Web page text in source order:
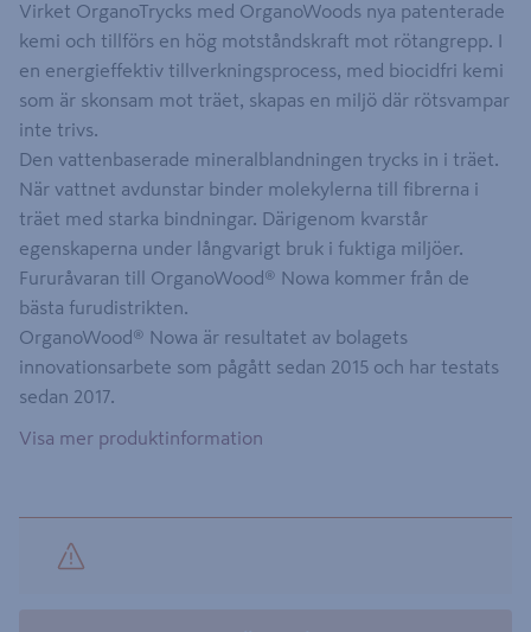
Virket OrganoTrycks med OrganoWoods nya patenterade
kemi och tillförs en hög motståndskraft mot rötangrepp. I
en energieffektiv tillverkningsprocess, med biocidfri kemi
som är skonsam mot träet, skapas en miljö där rötsvampar
inte trivs.
Den vattenbaserade mineralblandningen trycks in i träet.
När vattnet avdunstar binder molekylerna till fibrerna i
träet med starka bindningar. Därigenom kvarstår
egenskaperna under långvarigt bruk i fuktiga miljöer.
Fururåvaran till OrganoWood® Nowa kommer från de
bästa furudistrikten.
OrganoWood® Nowa är resultatet av bolagets
innovationsarbete som pågått sedan 2015 och har testats
sedan 2017.
Visa mer produktinformation